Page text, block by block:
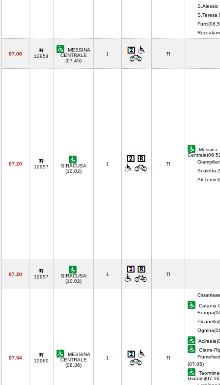
S.Alessio
S.Teresa
07.08 12954
MESSINA
CENTRALE
(07.45)
1 TI
07.20
12957
SIRACUSA
(10.02)
1 TI
Messina
Scaletta
Ali
07.20 12957
SIRACUSA
(10.02)
1 TI
07.54
12960
MESSINA
CENTRALE
(08.36)
1 TI
Catania
Giarre-
(07.05)